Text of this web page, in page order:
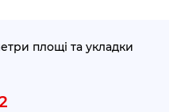
площі та укладки